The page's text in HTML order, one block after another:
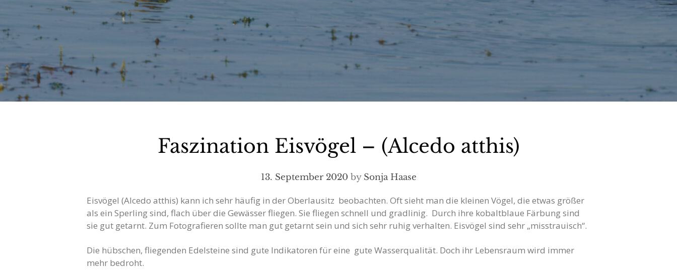
Faszination Eisvögel – (Alcedo atthis)
13. September 2020 by Sonja Haase
Eisvögel (Alcedo atthis) kann ich sehr häufig in der Oberlausitz beobachten. Oft sieht man die kleinen Vögel, die etwas größer
als ein Sperling sind, flach über die Gewässer fliegen. Sie fliegen schnell und gradlinig. Durch ihre kobaltblaue Färbung sind
sie gut getarnt. Zum Fotografieren sollte man gut getarnt sein und sich sehr ruhig verhalten. Eisvögel sind sehr „misstrauisch“.
Die hübschen, fliegenden Edelsteine sind gute Indikatoren für eine gute Wasserqualität. Doch ihr Lebensraum wird immer
mehr bedroht.